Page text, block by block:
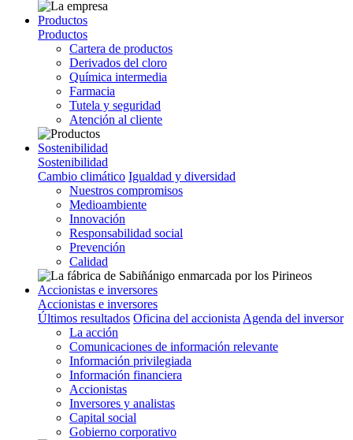
Productos
Productos
Cartera de productos
Derivados del cloro
Química intermedia
Farmacia
Tutela y seguridad
Atención al cliente
Sostenibilidad
Sostenibilidad
Cambio climático Igualdad y diversidad
Nuestros compromisos
Medioambiente
Innovación
Responsabilidad social
Prevención
Calidad
Accionistas e inversores
Accionistas e inversores
Últimos resultados Oficina del accionista Agenda del inversor
La acción
Comunicaciones de información relevante
Información privilegiada
Información financiera
Accionistas
Inversores y analistas
Capital social
Gobierno corporativo